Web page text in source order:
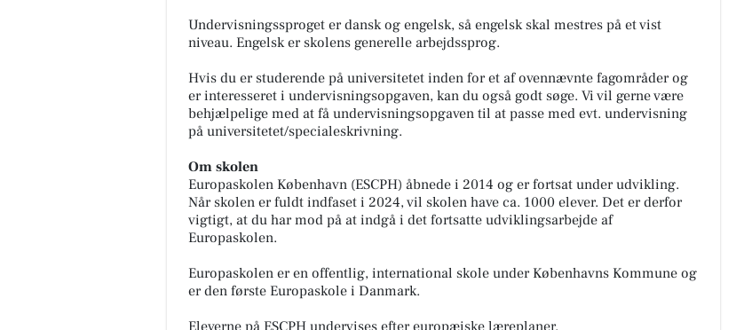
Undervisningssproget er dansk og engelsk, så engelsk skal mestres på et vist
niveau. Engelsk er skolens generelle arbejdssprog.
Hvis du er studerende på universitetet inden for et af ovennævnte fagområder og
er interesseret i undervisningsopgaven, kan du også godt søge. Vi vil gerne være
behjælpelige med at få undervisningsopgaven til at passe med evt. undervisning
på universitetet/specialeskrivning.
Om skolen
Europaskolen København (ESCPH) åbnede i 2014 og er fortsat under udvikling.
Når skolen er fuldt indfaset i 2024, vil skolen have ca. 1000 elever. Det er derfor
vigtigt, at du har mod på at indgå i det fortsatte udviklingsarbejde af
Europaskolen.
Europaskolen er en offentlig, international skole under Københavns Kommune og
er den første Europaskole i Danmark.